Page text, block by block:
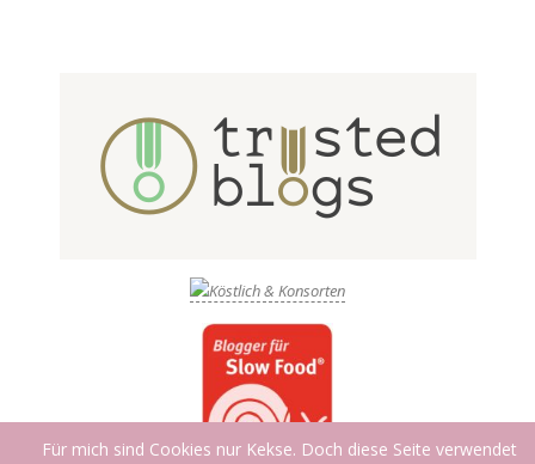
Für mich sind Cookies nur Kekse. Doch diese Seite verwendet